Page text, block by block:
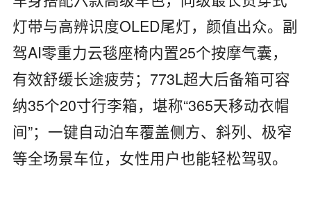
灯带与高辨识度OLED尾灯，颜值出众。副
驾AI零重力云毯座椅内置25个按摩气囊，
有效舒缓长途疲劳；773L超大后备箱可容
纳35个20寸行李箱，堪称“365天移动衣帽
间”；一键自动泊车覆盖侧方、斜列、极窄
等全场景车位，女性用户也能轻松驾驭。